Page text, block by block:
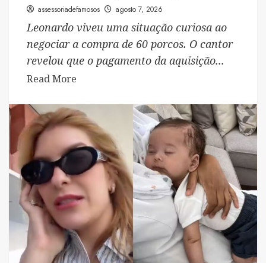
assessoriadefamosos agosto 7, 2026
Leonardo viveu uma situação curiosa ao
negociar a compra de 60 porcos. O cantor
revelou que o pagamento da aquisição...
Read More
about
Leonardo
compra
60
porcos
e
brinca
com
dificuldade
para
fazer